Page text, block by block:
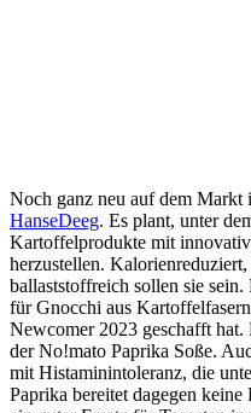
Noch ganz neu auf dem Markt
HanseDeeg. Es plant, unter
Kartoffelprodukte mit
herzustellen.
ballaststoffreich sollen sie
für Gnocchi aus
Newcomer 2023 geschafft hat.
der No!mato Paprika Soße.
mit Histaminintoleranz, die
Paprika bereitet dagegen keine